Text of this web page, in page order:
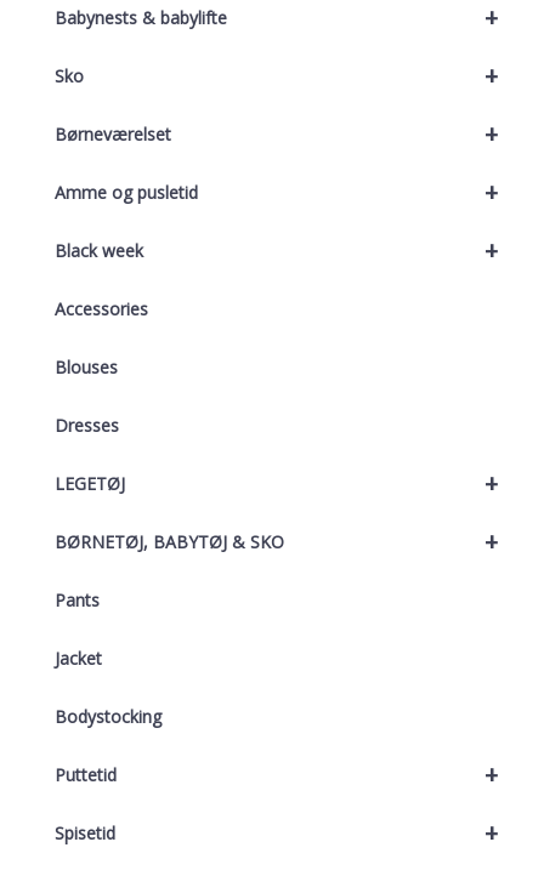
+
Babynests & babylifte
+
Sko
+
Børneværelset
+
Amme og pusletid
+
Black week
Accessories
Blouses
Dresses
+
LEGETØJ
+
BØRNETØJ, BABYTØJ & SKO
Pants
Jacket
Bodystocking
+
Puttetid
+
Spisetid